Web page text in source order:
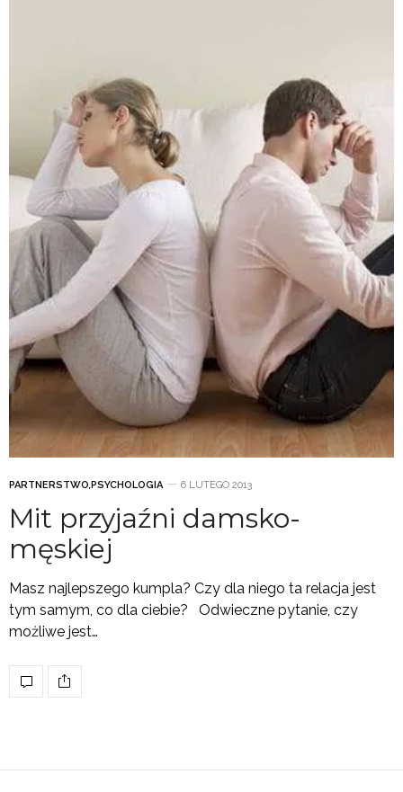
PARTNERSTWO,PSYCHOLOGIA 6 LUTEGO 2013
Mit przyjaźni damsko-
męskiej
Masz najlepszego kumpla? Czy dla niego ta relacja jest
tym samym, co dla ciebie? Odwieczne pytanie, czy
możliwe jest…